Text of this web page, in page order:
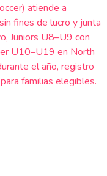
atiende a
fines de lucro y junta
Juniors U8–U9 con
U10–U19 en North
el año, registro
familias elegibles.